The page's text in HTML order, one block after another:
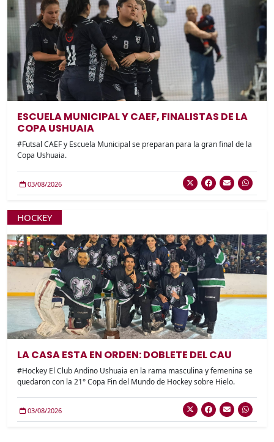
ESCUELA MUNICIPAL Y CAEF, FINALISTAS DE LA
COPA USHUAIA
#Futsal CAEF y Escuela Municipal se preparan para la gran final de la
Copa Ushuaia.
03/08/2026
HOCKEY
LA CASA ESTA EN ORDEN: DOBLETE DEL CAU
#Hockey El Club Andino Ushuaia en la rama masculina y femenina se
quedaron con la 21° Copa Fin del Mundo de Hockey sobre Hielo.
03/08/2026